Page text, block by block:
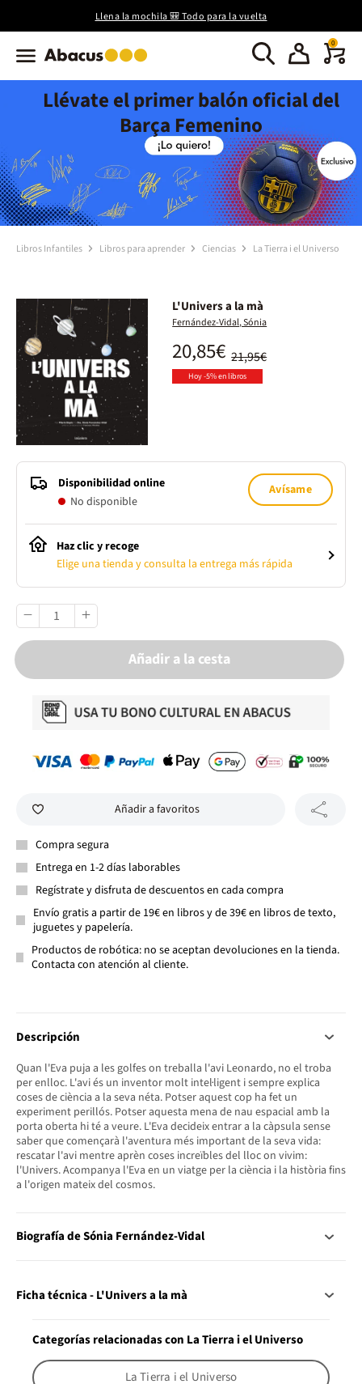
Llena la mochila 🎒 Todo para la vuelta
0
Llévate el primer balón oficial del
Barça Femenino
Libros Infantiles Libros para aprender Ciencias La Tierra i el Universo
L'Univers a la mà
Fernández-Vidal, Sónia
21,95€
20,85€
Hoy -5% en libros
Disponibilidad online
No disponible
Avísame
Haz clic y recoge
Elige una tienda y consulta la entrega más rápida
Añadir a la cesta
Añadir a favoritos
Compra segura
Entrega en 1-2 días laborables
Regístrate y disfruta de descuentos en cada compra
Envío gratis a partir de 19€ en libros y de 39€ en libros de texto,
juguetes y papelería.
Productos de robótica: no se aceptan devoluciones en la tienda.
Contacta con atención al cliente.
Descripción
Quan l'Eva puja a les golfes on treballa l'avi Leonardo, no el troba
per enlloc. L'avi és un inventor molt intel·ligent i sempre explica
coses de ciència a la seva néta. Potser aquest cop ha fet un
experiment perillós. Potser aquesta mena de nau espacial amb la
porta oberta hi té a veure. L'Eva decideix entrar a la càpsula sense
saber que començarà l'aventura més important de la seva vida:
rescatar l'avi mentre aprèn coses increïbles del lloc on vivim:
l'Univers. Acompanya l'Eva en un viatge per la ciència i la història fins
a l'origen mateix del cosmos.
Biografía de Sónia Fernández-Vidal
Ficha técnica - L'Univers a la mà
Categorías relacionadas con La Tierra i el Universo
La Tierra i el Universo